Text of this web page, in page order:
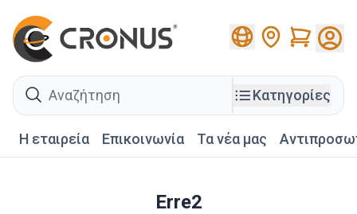
Cart
search
Κατηγορίες
Η εταιρεία Επικοινωνία Τα νέα μας
Erre2